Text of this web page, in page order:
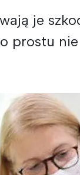
je
prostu